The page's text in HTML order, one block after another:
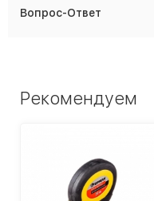
Вопрос-Ответ
Рекомендуем